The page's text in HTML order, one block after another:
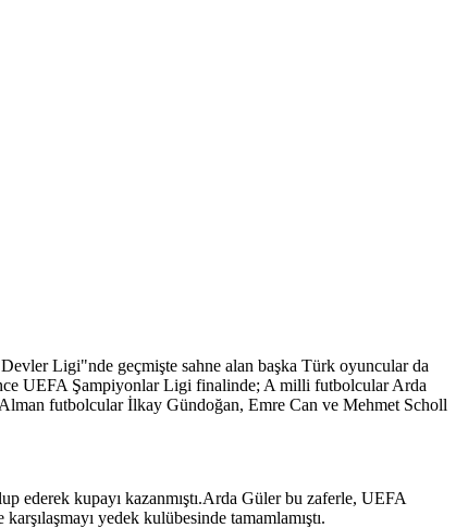
Ligi"nde geçmişte sahne alan başka Türk oyuncular da
UEFA Şampiyonlar Ligi finalinde; A milli futbolcular Arda
futbolcular İlkay Gündoğan, Emre Can ve Mehmet Scholl
ederek kupayı kazanmıştı.Arda Güler bu zaferle, UEFA
yedek kulübesinde tamamlamıştı.